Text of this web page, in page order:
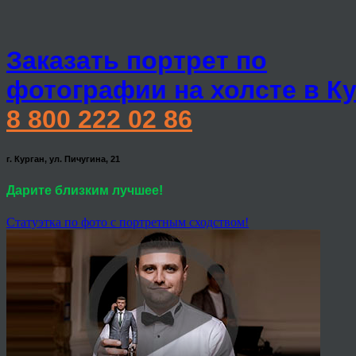
Заказать портрет по
фотографии на холсте в
8 800 222 02 86
г. Курган, ул. Пичугина, 21
Дарите близким лучшее!
Статуэтка по фото с портретным сходством!